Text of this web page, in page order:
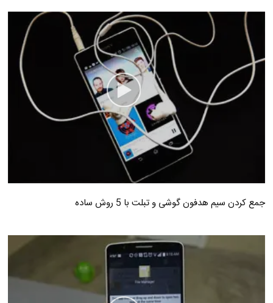
جمع کردن سیم هدفون گوشی و تبلت با 5 روش ساده